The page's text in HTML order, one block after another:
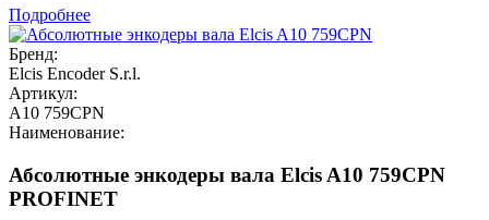
Подробнее
Бренд:
Elcis Encoder S.r.l.
Артикул:
A10 759CPN
Наименование:
Абсолютные энкодеры вала Elcis A10 759CPN
PROFINET